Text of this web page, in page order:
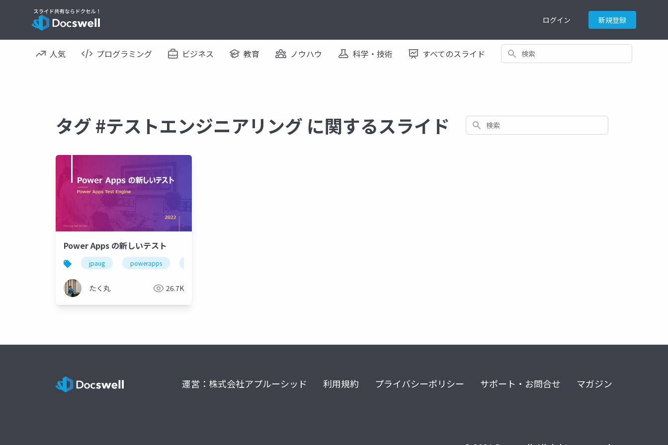
ログイン 新規登録
人気 プログラミング ビジネス 教育 ノウハウ 科学・技術 すべてのスライド 検索
タグ #テストエンジニアリング に関するスライド 検索
Power Apps の新しいテスト
jpaug powerapps
たく丸 26.7K
運営：株式会社アプルーシッド 利用規約 プライバシーポリシー サポート・お問合せ マガジン